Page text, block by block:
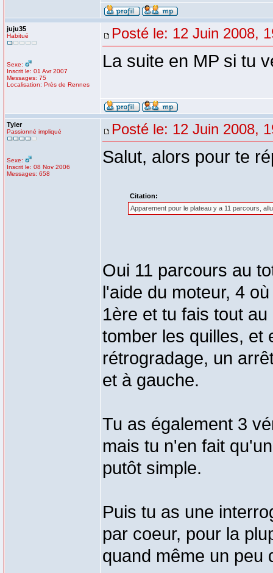
juju35
Habitué
Sexe:
Inscrit le: 01 Avr 2007
Messages: 75
Localisation: Près de Rennes
Posté le: 12 Juin 2008,
La suite en MP si tu
Tyler
Passionné impliqué
Sexe:
Inscrit le: 08 Nov 2006
Messages: 658
Posté le: 12 Juin 2008,
Salut, alors pour te
Citation:
Apparement pour le plateau y a 11 parcours,
Oui 11 parcours au
l'aide du moteur, 4
1ère et tu fais tout
tomber les quilles, et
rétrogradage, un
et à gauche.
Tu as également 3
mais tu n'en fait
putôt simple.
Puis tu as une
par coeur, pour la
quand même un peu